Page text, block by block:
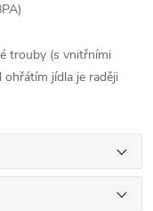
trouby (s vnitřními
jídla je raději